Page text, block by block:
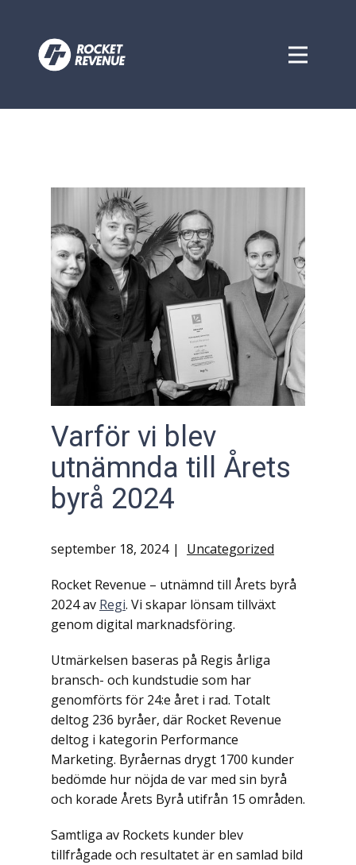
Varför vi blev
utnämnda till Årets
byrå 2024
september 18, 2024 Uncategorized
Rocket Revenue – utnämnd till Årets byrå
2024 av Regi. Vi skapar lönsam tillväxt
genom digital marknadsföring.
Utmärkelsen baseras på Regis årliga
bransch- och kundstudie som har
genomförts för 24:e året i rad. Totalt
deltog 236 byråer, där Rocket Revenue
deltog i kategorin Performance
Marketing. Byråernas drygt 1700 kunder
bedömde hur nöjda de var med sin byrå
och korade Årets Byrå utifrån 15 områden.
Samtliga av Rockets kunder blev
tillfrågade och resultatet är en samlad bild